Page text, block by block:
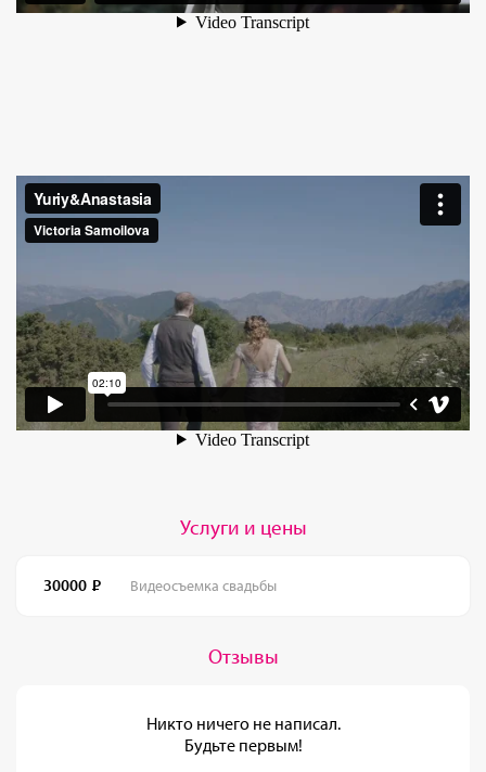
Услуги и цены
30000 Видеосъемка свадьбы
Отзывы
Никто ничего не написал.
Будьте первым!